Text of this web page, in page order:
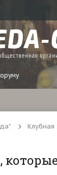
Клубная